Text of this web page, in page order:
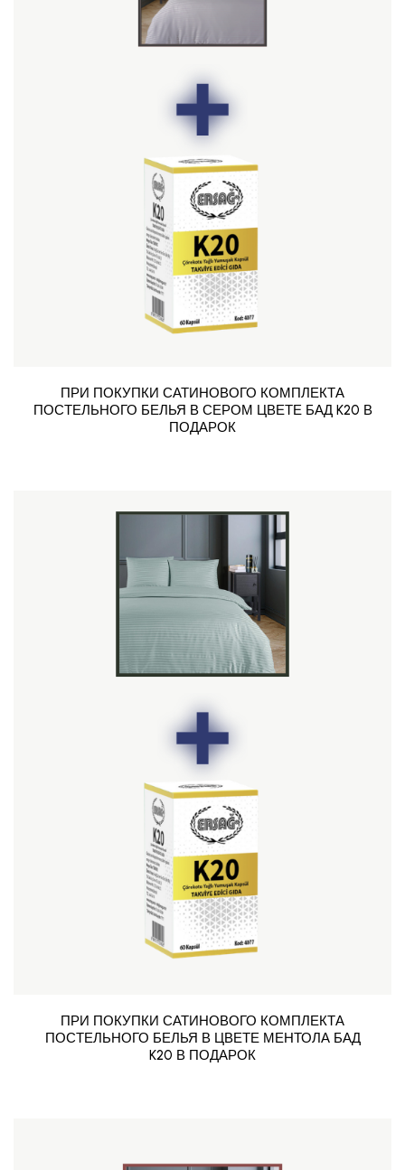
ПРИ ПОКУПКИ САТИНОВОГО КОМПЛЕКТА
ПОСТЕЛЬНОГО БЕЛЬЯ В СЕРОМ ЦВЕТЕ БАД K20 В
ПОДАРОК
ПРИ ПОКУПКИ САТИНОВОГО КОМПЛЕКТА
ПОСТЕЛЬНОГО БЕЛЬЯ В ЦВЕТЕ МЕНТОЛА БАД
K20 В ПОДАРОК